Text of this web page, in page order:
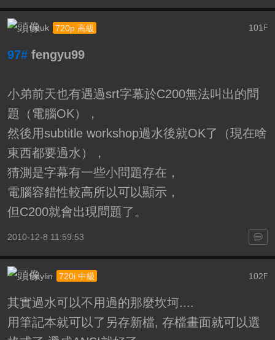
101 F
trouk 720p 高級
97# fengyu99
小弟前天也有遇過srt字幕於C200無法叫出的問
題（電腦OK），
然後用subtitle workshop過水後就OK了（現在啥
東西都要過水），
猜測是字幕有一些小問題存在，
電腦容錯性較高所以可以顯示，
但C200就會出現問題了。
2010-12-8 11:59:53
102F
freylin 720i 中級
其實過水可以不用過的那麼坎坷....
用筆記本就可以了另存新檔, 存檔畫面就可以選